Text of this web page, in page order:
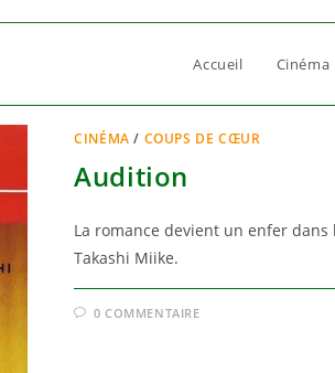
Accueil Cinéma
CINÉMA / COUPS DE CŒUR
Audition
La romance devient un enfer dans
Takashi Miike.
0 COMMENTAIRE